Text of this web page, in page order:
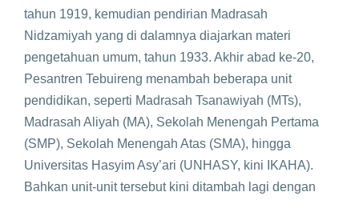
tahun 1919, kemudian pendirian Madrasah
Nidzamiyah yang di dalamnya diajarkan materi
pengetahuan umum, tahun 1933. Akhir abad ke-20,
Pesantren Tebuireng menambah beberapa unit
pendidikan, seperti Madrasah Tsanawiyah (MTs),
Madrasah Aliyah (MA), Sekolah Menengah Pertama
(SMP), Sekolah Menengah Atas (SMA), hingga
Universitas Hasyim Asy’ari (UNHASY, kini IKAHA).
Bahkan unit-unit tersebut kini ditambah lagi dengan